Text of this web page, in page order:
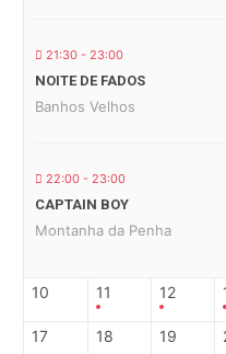
21:30 - 23:00
NOITE DE FADOS
Banhos Velhos
22:00 - 23:00
CAPTAIN BOY
Montanha da Penha
10 11 12
17 18 19